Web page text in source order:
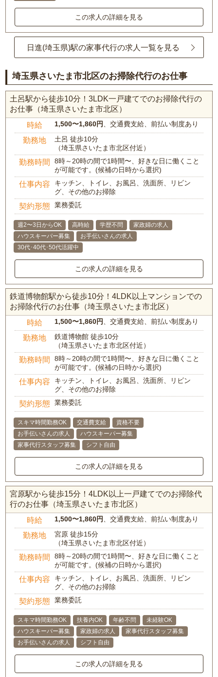
この求人の詳細を見る
日進(埼玉県)駅の家事代行の求人一覧を見る
埼玉県さいたま市北区のお掃除代行のお仕事
土呂駅から徒歩10分！3LDK一戸建てでのお掃除代行の
お仕事（埼玉県さいたま市北区）
時給 1,500〜1,860円 、交通費支給、前払い制度あり
勤務地
土呂 徒歩10分
（埼玉県さいたま市北区付近）
勤務時間
8時～20時の間で1時間〜、好きな日に働くこと
が可能です。(候補の日時から選択)
仕事内容
キッチン、トイレ、お風呂、洗面所、リビン
グ、その他のお掃除
契約形態 業務委託
週2〜3日からOK 高時給 学歴不問
家政婦の求人
ハウスキーパー募集
お手伝いさんの求人
30代･40代･50代活躍中
この求人の詳細を見る
鉄道博物館駅から徒歩10分！4LDK以上マンションでの
お掃除代行のお仕事（埼玉県さいたま市北区）
時給 1,500〜1,860円 、交通費支給、前払い制度あり
勤務地
鉄道博物館 徒歩10分
（埼玉県さいたま市北区付近）
勤務時間
8時～20時の間で1時間〜、好きな日に働くこと
が可能です。(候補の日時から選択)
仕事内容
キッチン、トイレ、お風呂、洗面所、リビン
グ、その他のお掃除
契約形態 業務委託
スキマ時間勤務OK 交通費支給
資格不要
お手伝いさんの求人
ハウスキーパー募集
家事代行スタッフ募集
シフト自由
この求人の詳細を見る
宮原駅から徒歩15分！4LDK以上一戸建てでのお掃除代
行のお仕事（埼玉県さいたま市北区）
時給 1,500〜1,860円 、交通費支給、前払い制度あり
勤務地
宮原 徒歩15分
（埼玉県さいたま市北区付近）
勤務時間
8時～20時の間で1時間〜、好きな日に働くこと
が可能です。(候補の日時から選択)
仕事内容
キッチン、トイレ、お風呂、洗面所、リビン
グ、その他のお掃除
契約形態 業務委託
スキマ時間勤務OK 扶養内OK 年齢不問
未経験OK
ハウスキーパー募集
家政婦の求人
家事代行スタッフ募集
お手伝いさんの求人
シフト自由
この求人の詳細を見る